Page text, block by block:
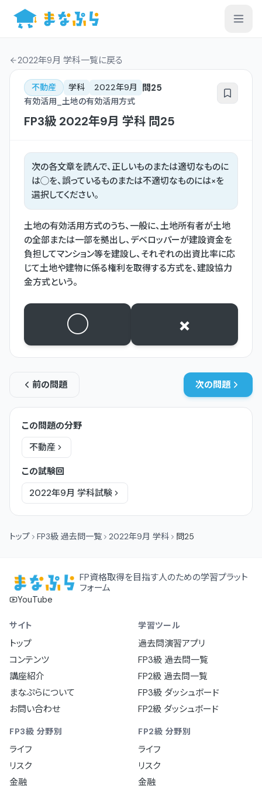
2022年9月 学科一覧に戻る
不動産 学科 2022年9月 問25
有効活用_土地の有効活用方式
FP3級 2022年9月 学科 問25
次の各文章を読んで、正しいものまたは適切なものに
は◯を、誤っているものまたは不適切なものには×を
選択してください。
土地の有効活用方式のうち、一般に、土地所有者が土地
の全部または一部を拠出し、デベロッパーが建設資金を
負担してマンション等を建設し、それぞれの出資比率に応
じて土地や建物に係る権利を取得する方式を、建設協力
金方式という。
○ ×
前の問題 次の問題
この問題の分野
不動産
この試験回
2022年9月 学科試験
トップ FP3級 過去問一覧 2022年9月 学科 問25
FP資格取得を目指す人のための学習プラット
フォーム
YouTube
サイト
トップ
コンテンツ
講座紹介
まなぷらについて
お問い合わせ
学習ツール
過去問演習アプリ
FP3級 過去問一覧
FP2級 過去問一覧
FP3級 ダッシュボード
FP2級 ダッシュボード
FP3級 分野別
ライフ
リスク
金融
FP2級 分野別
ライフ
リスク
金融